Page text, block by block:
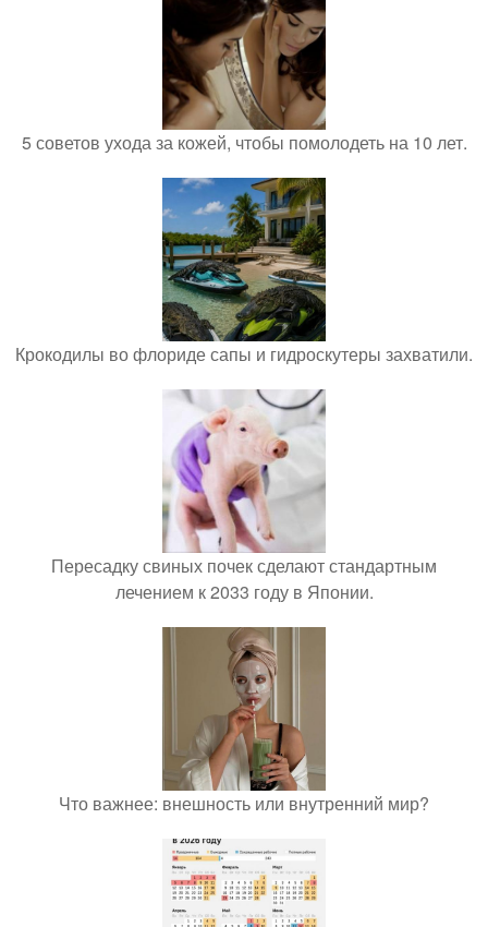
5 советов ухода за кожей, чтобы помолодеть на 10 лет.
Крокодилы во флориде сапы и гидроскутеры захватили.
Пересадку свиных почек сделают стандартным
лечением к 2033 году в Японии.
Что важнее: внешность или внутренний мир?